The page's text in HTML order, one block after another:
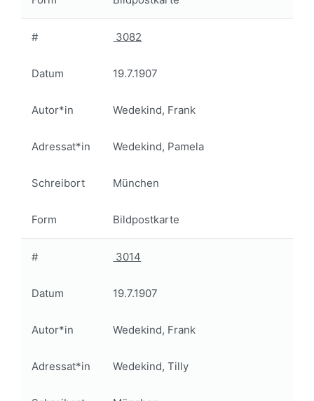
# 3082
Datum 19.7.1907
Autor*in Wedekind, Frank
Adressat*in Wedekind, Pamela
Schreibort München
Form Bildpostkarte
# 3014
Datum 19.7.1907
Autor*in Wedekind, Frank
Adressat*in Wedekind, Tilly